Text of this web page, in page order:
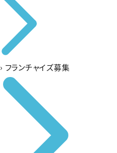
› フランチャイズ募集